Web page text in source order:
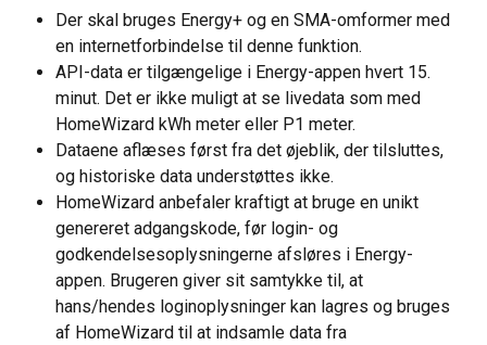
Der skal bruges Energy+ og en SMA-omformer med
en internetforbindelse til denne funktion.
API-data er tilgængelige i Energy-appen hvert 15.
minut. Det er ikke muligt at se livedata som med
HomeWizard kWh meter eller P1 meter.
Dataene aflæses først fra det øjeblik, der tilsluttes,
og historiske data understøttes ikke.
HomeWizard anbefaler kraftigt at bruge en unikt
genereret adgangskode, før login- og
godkendelsesoplysningerne afsløres i Energy-
appen. Brugeren giver sit samtykke til, at
hans/hendes loginoplysninger kan lagres og bruges
af HomeWizard til at indsamle data fra